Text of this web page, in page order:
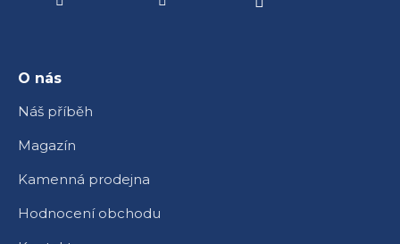
O nás
Náš příběh
Magazín
Kamenná prodejna
Hodnocení obchodu